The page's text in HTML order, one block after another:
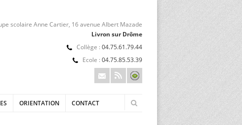
scolaire Anne Cartier, 16 avenue Albert Mazade
Livron sur Drôme
Collège : 04.75.61.79.44
Ecole : 04.75.85.53.39
ORIENTATION CONTACT